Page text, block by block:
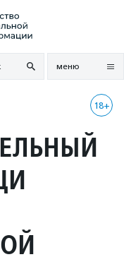
меню
18+